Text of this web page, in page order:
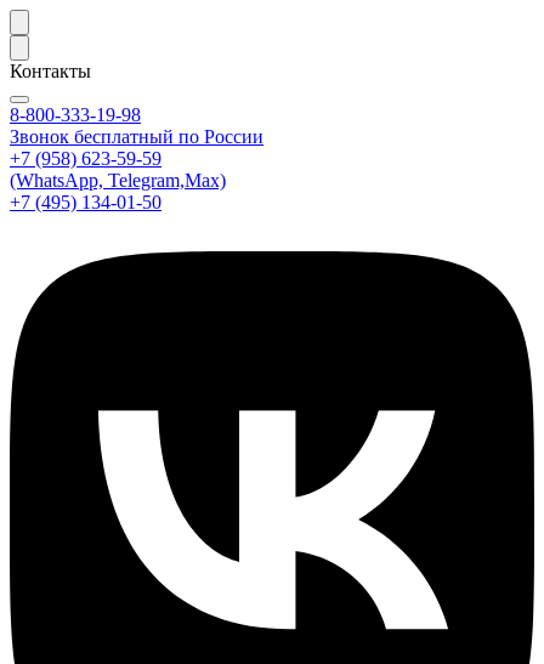
Контакты
8-800-333-19-98
Звонок бесплатный по России
+7 (958) 623-59-59
(WhatsApp, Telegram,Max)
+7 (495) 134-01-50